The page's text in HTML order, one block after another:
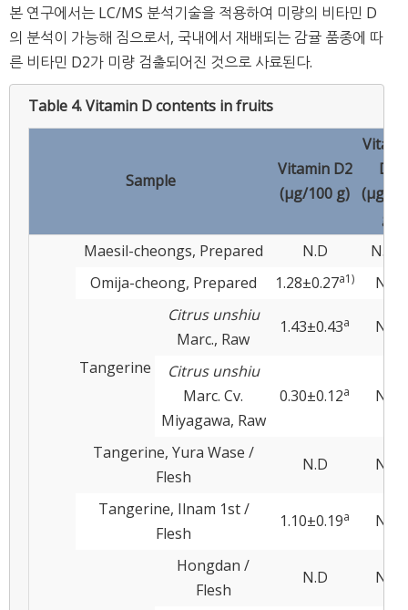
본 연구에서는 LC/MS 분석기술을 적용하여 미량의 비타민 D
의 분석이 가능해 짐으로서, 국내에서 재배되는 감귤 품종에 따
른 비타민 D2가 미량 검출되어진 것으로 사료된다.
Table 4.Vitamin D contents in fruits
Sample
Vitamin D2
(μg/100 g)
D3
(μg/
g)
Maesil-cheongs, Prepared N.D N.D
Omija-cheong, Prepared 1.28±0.27a1) N.D
Tangerine
Citrus unshiu
Marc., Raw
1.43±0.43a N.D
Citrus unshiu
Marc. Cv.
Miyagawa, Raw
0.30±0.12a N.D
Tangerine, Yura Wase /
Flesh
N.D N.D
Tangerine, Ilnam 1st /
Flesh
1.10±0.19a N.D
Hongdan /
Flesh
N.D N.D